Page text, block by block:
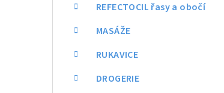
REFECTOCIL řasy a obočí
MASÁŽE
RUKAVICE
DROGERIE